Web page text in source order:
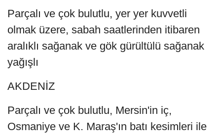
Parçalı ve çok bulutlu, yer yer kuvvetli
olmak üzere, sabah saatlerinden itibaren
aralıklı sağanak ve gök gürültülü sağanak
yağışlı
AKDENİZ
Parçalı ve çok bulutlu, Mersin'in iç,
Osmaniye ve K. Maraş'ın batı kesimleri ile